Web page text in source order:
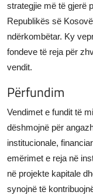
strategjie më të gjerë
Republikës së
ndërkombëtar. Ky
fondeve të reja për
vendit.
Përfundim
Vendimet e fundit të
dëshmojnë për
institucionale,
emërimet e reja në
në projekte kapitale
synojnë të